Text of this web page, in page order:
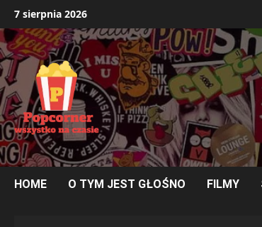
Przejdź
do
treści
7 sierpnia 2026
HOME O TYM JEST GŁOŚNO FILMY